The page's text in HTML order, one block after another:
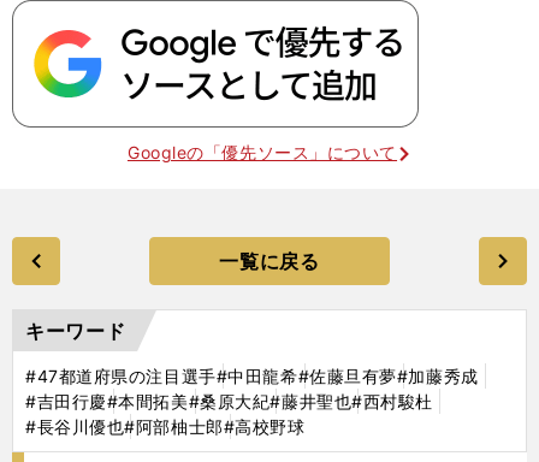
Googleの「優先ソース」について
一覧に戻る
キーワード
#47都道府県の注目選手#中田龍希#佐藤旦有夢#加藤秀成
#吉田行慶#本間拓美#桑原大紀#藤井聖也#西村駿杜
#長谷川優也#阿部柚士郎#高校野球